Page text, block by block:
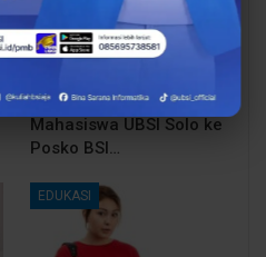
Dosen Pembimbing
Keberangkatan
Mahasiswa UBSI Solo ke
Posko BSI…
EDUKASI